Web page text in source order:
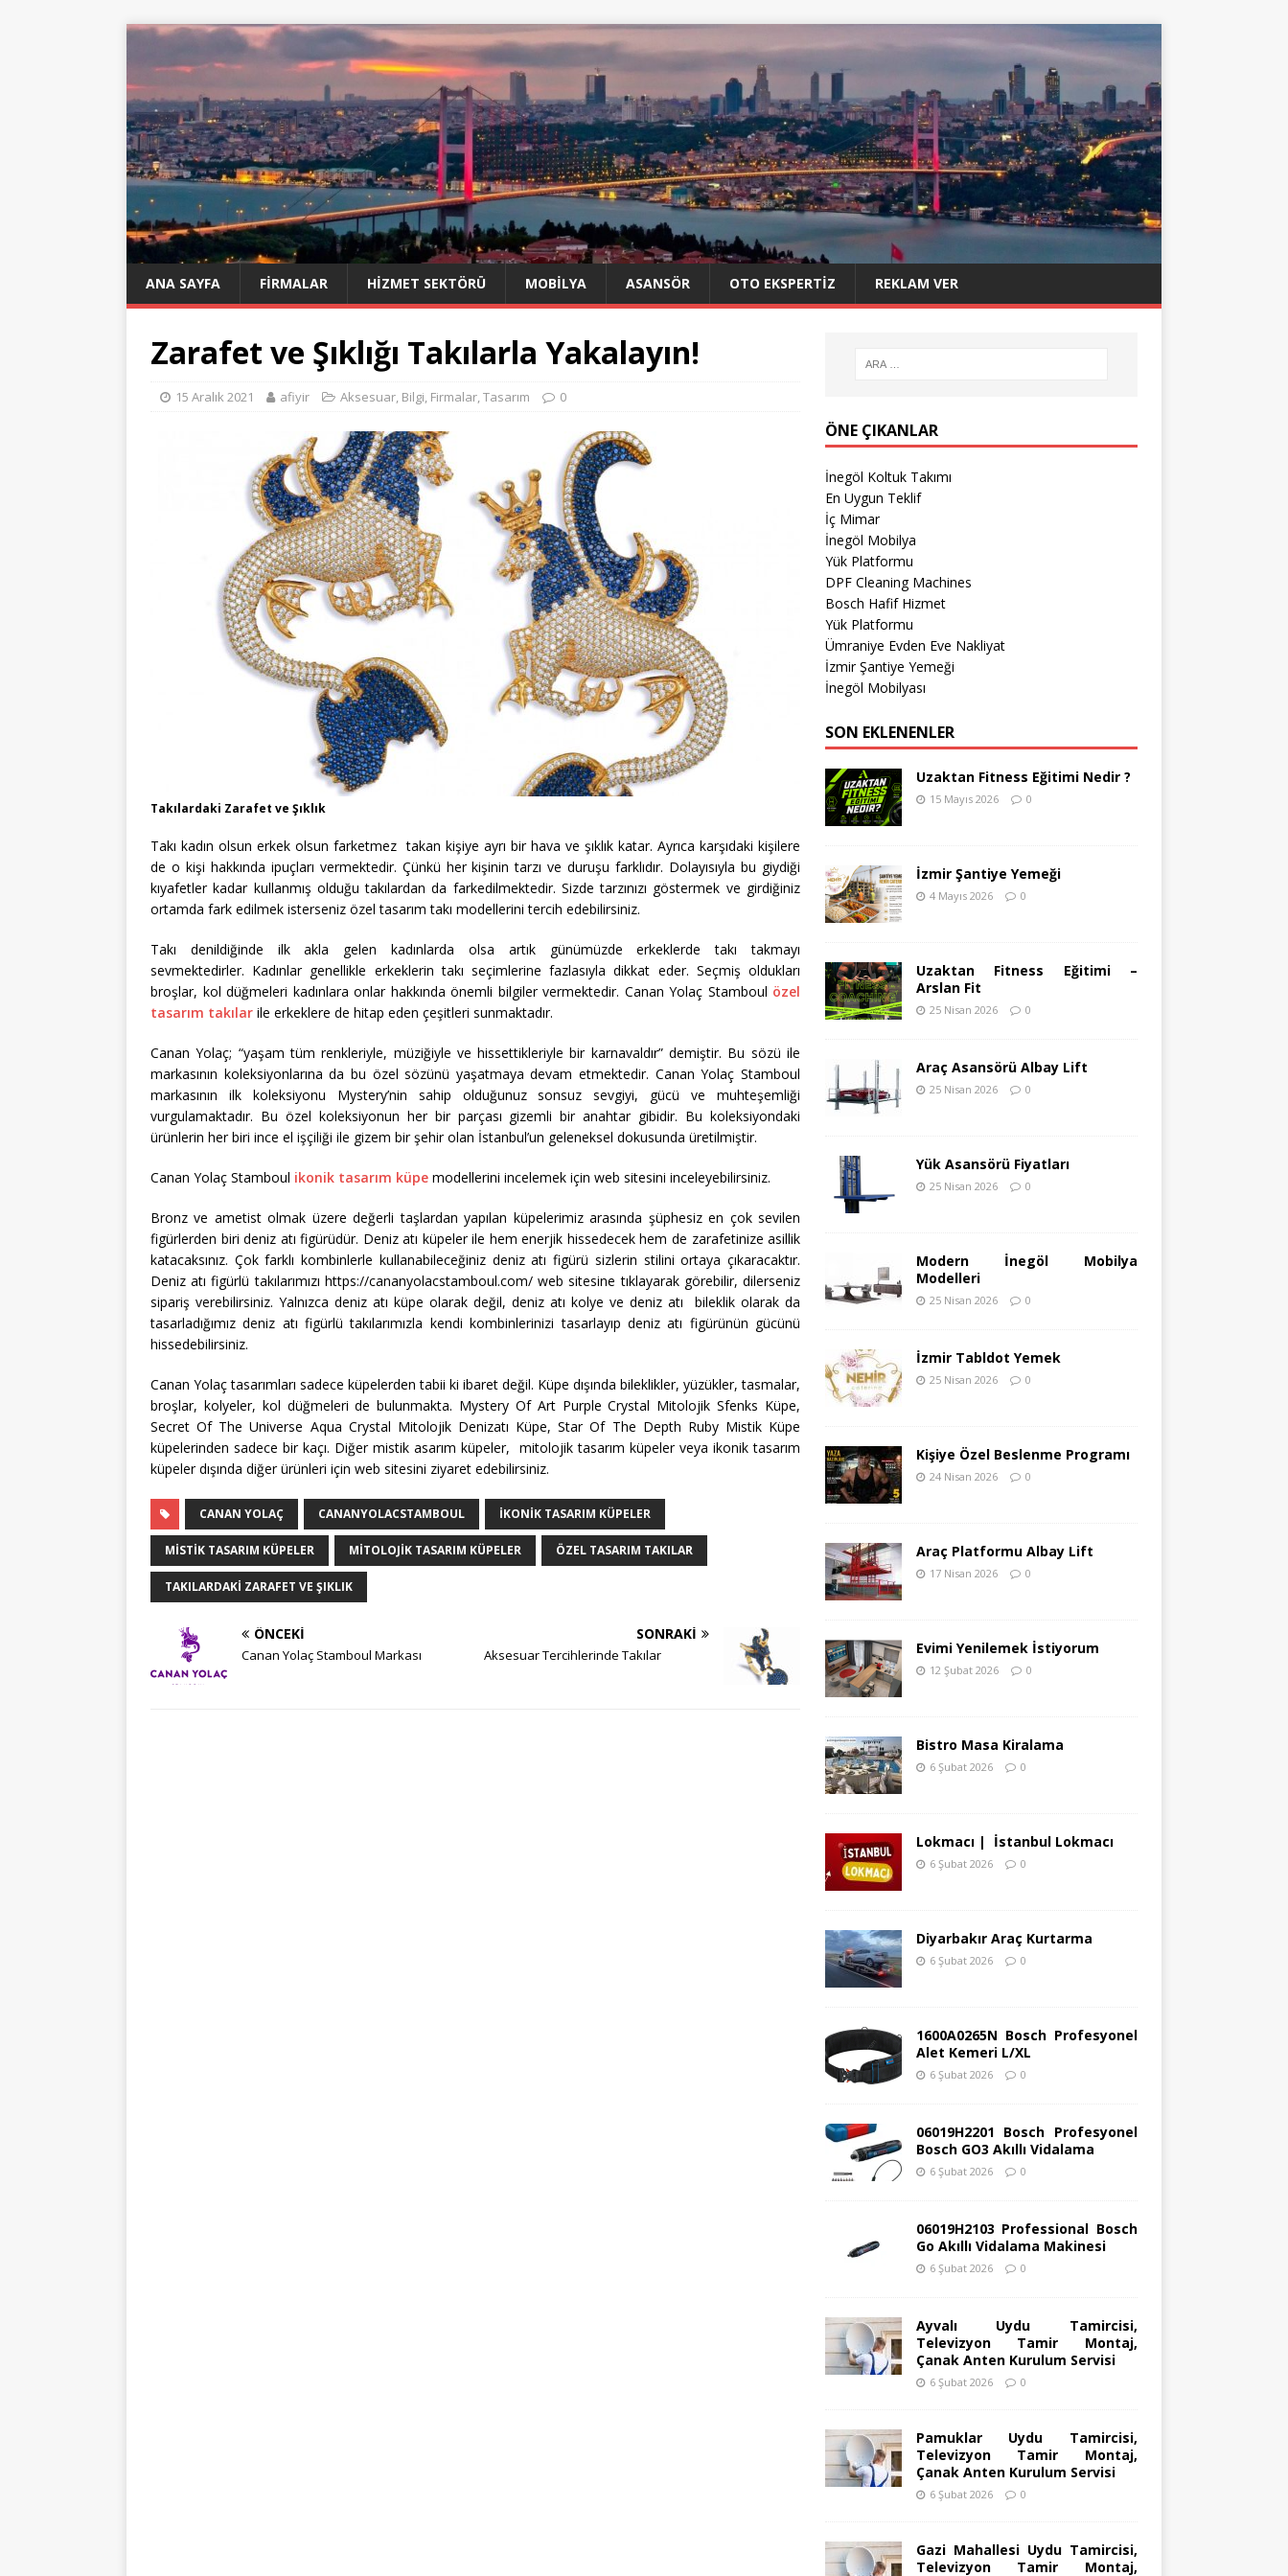
ANA SAYFA FIRMALAR HIZMET SEKTÖRÜ MOBILYA ASANSÖR OTO EKSPERTIZ REKLAM VER
Zarafet ve Şıklığı Takılarla Yakalayın!
15 Aralık 2021 afiyir Aksesuar, Bilgi, Firmalar,Tasarım 0
Takılardaki Zarafet ve Şıklık
Takı kadın olsun erkek olsun farketmez takan kişiye ayrı bir hava ve şıklık katar. Ayrıca karşıdaki kişilere
de o kişi hakkında ipuçları vermektedir. Çünkü her kişinin tarzı ve duruşu farklıdır. Dolayısıyla bu giydiği
kıyafetler kadar kullanmış olduğu takılardan da farkedilmektedir. Sizde tarzınızı göstermek ve girdiğiniz
ortamda fark edilmek isterseniz özel tasarım takı modellerini tercih edebilirsiniz.
Takı denildiğinde ilk akla gelen kadınlarda olsa artık günümüzde erkeklerde takı takmayı
sevmektedirler. Kadınlar genellikle erkeklerin takı seçimlerine fazlasıyla dikkat eder. Seçmiş oldukları
broşlar, kol düğmeleri kadınlara onlar hakkında önemli bilgiler vermektedir. Canan Yolaç Stamboul özel
tasarım takılar ile erkeklere de hitap eden çeşitleri sunmaktadır.
Canan Yolaç; “yaşam tüm renkleriyle, müziğiyle ve hissettikleriyle bir karnavaldır” demiştir. Bu sözü ile
markasının koleksiyonlarına da bu özel sözünü yaşatmaya devam etmektedir. Canan Yolaç Stamboul
markasının ilk koleksiyonu Mystery’nin sahip olduğunuz sonsuz sevgiyi, gücü ve muhteşemliği
vurgulamaktadır. Bu özel koleksiyonun her bir parçası gizemli bir anahtar gibidir. Bu koleksiyondaki
ürünlerin her biri ince el işçiliği ile gizem bir şehir olan İstanbul’un geleneksel dokusunda üretilmiştir.
Canan Yolaç Stamboul ikonik tasarım küpe modellerini incelemek için web sitesini inceleyebilirsiniz.
Bronz ve ametist olmak üzere değerli taşlardan yapılan küpelerimiz arasında şüphesiz en çok sevilen
figürlerden biri deniz atı figürüdür. Deniz atı küpeler ile hem enerjik hissedecek hem de zarafetinize asillik
katacaksınız. Çok farklı kombinlerle kullanabileceğiniz deniz atı figürü sizlerin stilini ortaya çıkaracaktır.
Deniz atı figürlü takılarımızı https://cananyolacstamboul.com/ web sitesine tıklayarak görebilir, dilerseniz
sipariş verebilirsiniz. Yalnızca deniz atı küpe olarak değil, deniz atı kolye ve deniz atı bileklik olarak da
tasarladığımız deniz atı figürlü takılarımızla kendi kombinlerinizi tasarlayıp deniz atı figürünün gücünü
hissedebilirsiniz.
Canan Yolaç tasarımları sadece küpelerden tabii ki ibaret değil. Küpe dışında bileklikler, yüzükler, tasmalar,
broşlar, kolyeler, kol düğmeleri de bulunmakta. Mystery Of Art Purple Crystal Mitolojik Sfenks Küpe,
Secret Of The Universe Aqua Crystal Mitolojik Denizatı Küpe, Star Of The Depth Ruby Mistik Küpe
küpelerinden sadece bir kaçı. Diğer mistik asarım küpeler, mitolojik tasarım küpeler veya ikonik tasarım
küpeler dışında diğer ürünleri için web sitesini ziyaret edebilirsiniz.
CANAN YOLAÇ CANANYOLACSTAMBOUL IKONIK TASARIM KÜPELER
MISTIK TASARIM KÜPELER MITOLOJIK TASARIM KÜPELER ÖZEL TASARIM TAKILAR
TAKILARDAKI ZARAFET VE ŞIKLIK
ÖNCEKI
Canan Yolaç Stamboul Markası
SONRAKI
Aksesuar Tercihlerinde Takılar
ÖNE ÇIKANLAR
İnegöl Koltuk Takımı
En Uygun Teklif
İç Mimar
İnegöl Mobilya
Yük Platformu
DPF Cleaning Machines
Bosch Hafif Hizmet
Yük Platformu
Ümraniye Evden Eve Nakliyat
İzmir Şantiye Yemeği
İnegöl Mobilyası
SON EKLENENLER
Uzaktan Fitness Eğitimi Nedir ?
15 Mayıs 2026 0
İzmir Şantiye Yemeği
4 Mayıs 2026 0
Uzaktan Fitness Eğitimi –
Arslan Fit
25 Nisan 2026 0
Araç Asansörü Albay Lift
25 Nisan 2026 0
Yük Asansörü Fiyatları
25 Nisan 2026 0
Modern İnegöl Mobilya
Modelleri
25 Nisan 2026 0
İzmir Tabldot Yemek
25 Nisan 2026 0
Kişiye Özel Beslenme Programı
24 Nisan 2026 0
Araç Platformu Albay Lift
17 Nisan 2026 0
Evimi Yenilemek İstiyorum
12 Şubat 2026 0
Bistro Masa Kiralama
6 Şubat 2026 0
Lokmacı | İstanbul Lokmacı
6 Şubat 2026 0
Diyarbakır Araç Kurtarma
6 Şubat 2026 0
1600A0265N Bosch Profesyonel
Alet Kemeri L/XL
6 Şubat 2026 0
06019H2201 Bosch Profesyonel
Bosch GO3 Akıllı Vidalama
6 Şubat 2026 0
06019H2103 Professional Bosch
Go Akıllı Vidalama Makinesi
6 Şubat 2026 0
Ayvalı Uydu Tamircisi,
Televizyon Tamir Montaj,
Çanak Anten Kurulum Servisi
6 Şubat 2026 0
Pamuklar Uydu Tamircisi,
Televizyon Tamir Montaj,
Çanak Anten Kurulum Servisi
6 Şubat 2026 0
Gazi Mahallesi Uydu Tamircisi,
Televizyon Tamir Montaj,